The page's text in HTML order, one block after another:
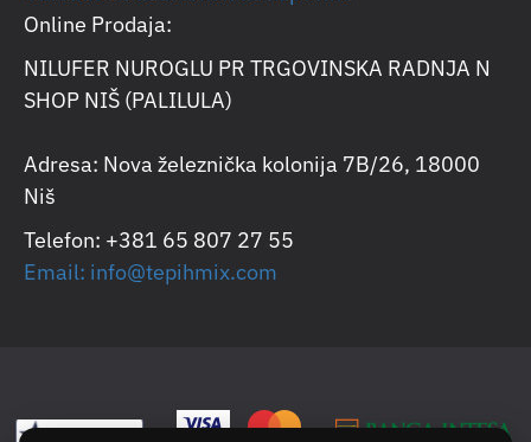
Online Prodaja:
NILUFER NUROGLU PR TRGOVINSKA RADNJA N
SHOP NIŠ (PALILULA)
Adresa: Nova železnička kolonija 7B/26, 18000
Niš
Telefon: +381 65 807 27 55
Email: info@tepihmix.com